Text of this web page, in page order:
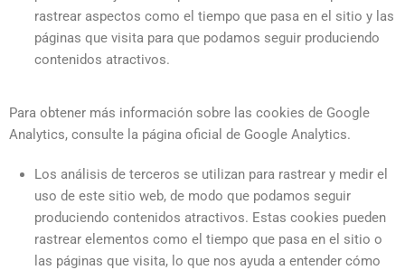
rastrear aspectos como el tiempo que pasa en el sitio y las
páginas que visita para que podamos seguir produciendo
contenidos atractivos.
Para obtener más información sobre las cookies de Google
Analytics, consulte la página oficial de Google Analytics.
Los análisis de terceros se utilizan para rastrear y medir el
uso de este sitio web, de modo que podamos seguir
produciendo contenidos atractivos. Estas cookies pueden
rastrear elementos como el tiempo que pasa en el sitio o
las páginas que visita, lo que nos ayuda a entender cómo